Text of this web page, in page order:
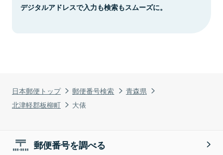
日本郵便トップ 郵便番号検索
青森県
北津軽郡板柳町
大俵
デジタルアドレスで入力も検索もスムーズに。
郵便番号を調べる